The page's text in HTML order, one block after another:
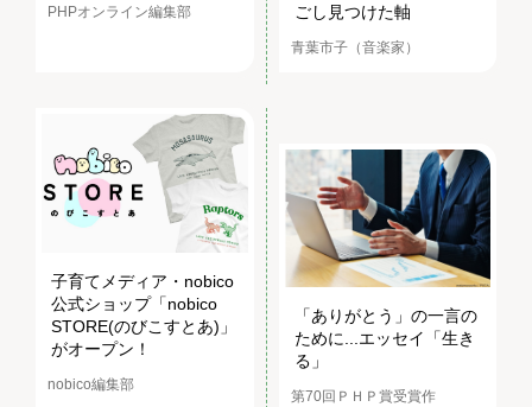
PHPオンライン編集部
ごし見つけた軸
青葉市子（音楽家）
子育てメディア・nobico
公式ショップ「nobico
STORE(のびこすとあ)」
がオープン！
nobico編集部
「ありがとう」の一言の
ために...エッセイ「生き
る」
第70回ＰＨＰ賞受賞作